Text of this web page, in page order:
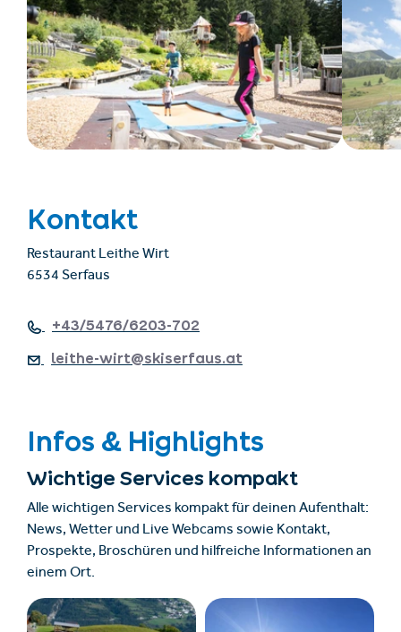
Kontakt
Restaurant Leithe Wirt
6534 Serfaus
+43/5476/6203-702
leithe-wirt@skiserfaus.at
Infos & Highlights
Wichtige Services kompakt
Alle wichtigen Services kompakt für deinen Aufenthalt:
News, Wetter und Live Webcams sowie Kontakt,
Prospekte, Broschüren und hilfreiche Informationen an
einem Ort.